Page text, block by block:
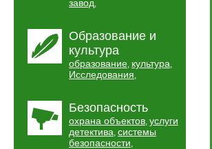
завод,
Образование и
культура
образование, культура,
Исследования,
Безопасность
охрана объектов, услуги
детектива, системы
безопасности,